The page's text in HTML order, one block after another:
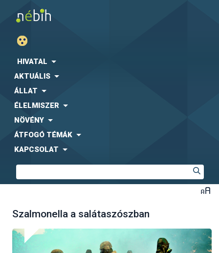
HIVATAL
AKTUÁLIS
ÁLLAT
ÉLELMISZER
NÖVÉNY
ÁTFOGÓ TÉMÁK
KAPCSOLAT
Szalmonella a salátaszószban